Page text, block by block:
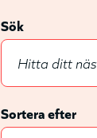
Sök
Sortera efter